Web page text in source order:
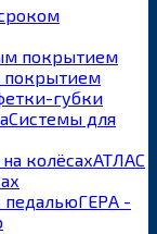
покрытием
губки
Системы для
АТЛАС
ГЕРА -